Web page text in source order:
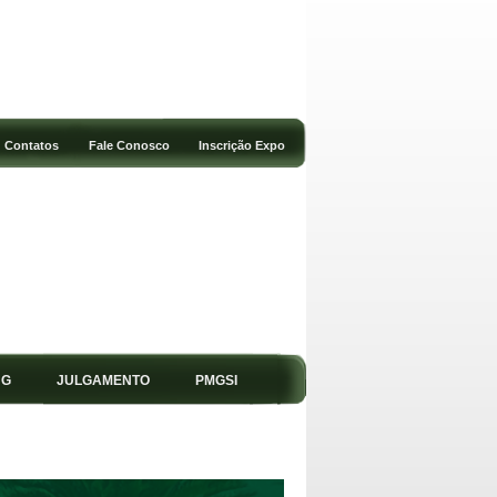
Contatos Fale Conosco Inscrição Expo
JULGAMENTO PMGSI